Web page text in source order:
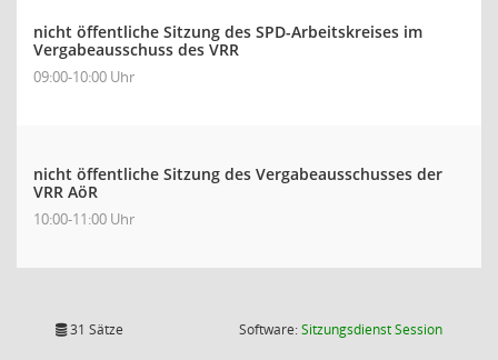
nicht öffentliche Sitzung des SPD-Arbeitskreises im
Vergabeausschuss des VRR
09:00-10:00 Uhr
nicht öffentliche Sitzung des Vergabeausschusses der
VRR AöR
10:00-11:00 Uhr
31 Sätze Software:SitzungsdienstSession(Wird in